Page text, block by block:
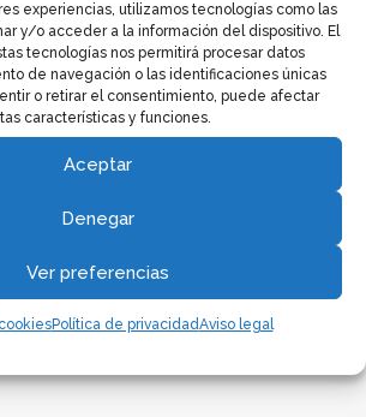
experiencias, utilizamos tecnologías como las
y/o acceder a la información del dispositivo. El
tecnologías nos permitirá procesar datos
de navegación o las identificaciones únicas
o retirar el consentimiento, puede afectar
características y funciones.
Aceptar
Denegar
Ver preferencias
Política de privacidadAviso legal